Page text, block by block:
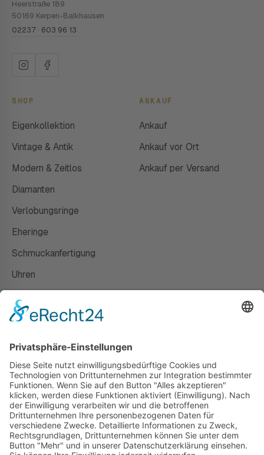
Heerstraße 189
50169 Kerpen-Balkhausen
02237 · 603 96 13
SHOP
Eigenkollektion
Vintage & Antik
Modern & Zeitlos
Diamanten
Verlobungsringe
Eheringe
Schmuckanfertigung
Uhren
ANKAUF
Ankauf
Ankauf vor Ort
Ankauf per Versand
Susanne Steiger
Geschäfte
Newsletter
Kontakt